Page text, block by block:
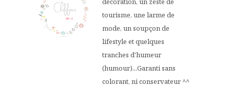
tourisme, une larme de
mode, un soupçon de
lifestyle et quelques
tranches d'humeur
(humour)...Garanti sans
colorant, ni conservateur ^^